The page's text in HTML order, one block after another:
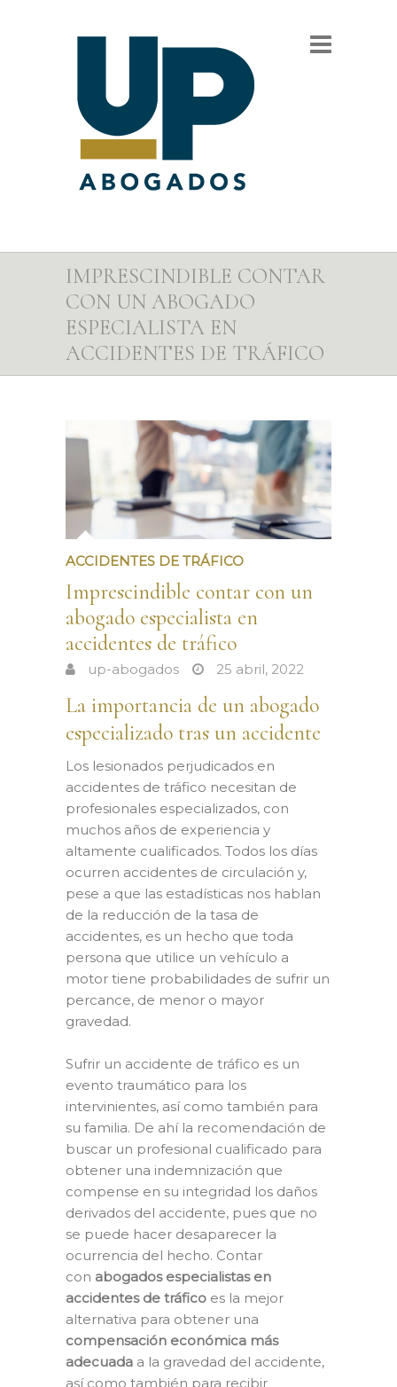
IMPRESCINDIBLE CONTAR
CON UN ABOGADO
ESPECIALISTA EN
ACCIDENTES DE TRÁFICO
ACCIDENTES DE TRÁFICO
Imprescindible contar con un
abogado especialista en
accidentes de tráfico
up-abogados 25 abril, 2022
La importancia de un abogado
especializado tras un accidente
Los lesionados perjudicados en
accidentes de tráfico necesitan de
profesionales especializados, con
muchos años de experiencia y
altamente cualificados. Todos los días
ocurren accidentes de circulación y,
pese a que las estadísticas nos hablan
de la reducción de la tasa de
accidentes, es un hecho que toda
persona que utilice un vehículo a
motor tiene probabilidades de sufrir un
percance, de menor o mayor
gravedad.
Sufrir un accidente de tráfico es un
evento traumático para los
intervinientes, así como también para
su familia. De ahí la recomendación de
buscar un profesional cualificado para
obtener una indemnización que
compense en su integridad los daños
derivados del accidente, pues que no
se puede hacer desaparecer la
ocurrencia del hecho. Contar
con abogados especialistas en
accidentes de tráfico es la mejor
alternativa para obtener una
compensación económica más
adecuada a la gravedad del accidente,
así como también para recibir